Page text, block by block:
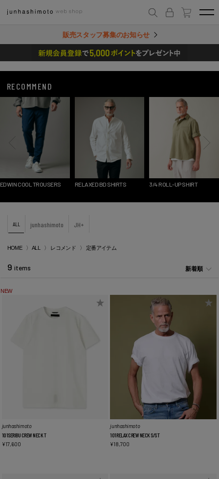
販売スタッフ募集のお知らせ
RECOMMEND
EDWIN COOL TROUSERS RELAXED BD SHIRTS 3/4 ROLL-UP SHIRT
ALL junhashimoto JH+
HOME ALL レコメンド 定番アイテム
新着順
9 items
NEW
junhashimoto
101SERIBU CREW NECK T
¥17,600
junhashimoto
101RELAX CREW NECK S/S T
¥18,700